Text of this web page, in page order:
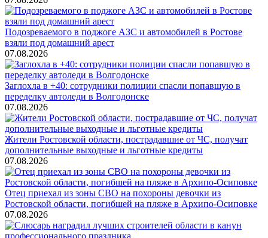
Подозреваемого в поджоге АЗС и автомобилей в Ростове
взяли под домашний арест
07.08.2026
Заглохла в +40: сотрудники полиции спасли попавшую в
переделку автоледи в Волгодонске
07.08.2026
Жители Ростовской области, пострадавшие от ЧС, получат
дополнительные выходные и льготные кредиты
07.08.2026
Отец приехал из зоны СВО на похороны девочки из
Ростовской области, погибшей на пляже в Архипо-Осиповке
07.08.2026